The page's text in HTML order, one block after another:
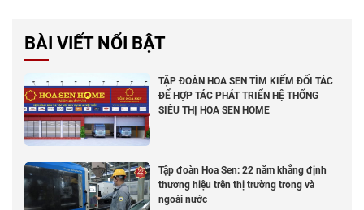
BÀI VIẾT NỔI BẬT
TẬP ĐOÀN HOA SEN TÌM KIẾM ĐỐI TÁC
ĐỂ HỢP TÁC PHÁT TRIỂN HỆ THỐNG
SIÊU THỊ HOA SEN HOME
Tập đoàn Hoa Sen: 22 năm khẳng định
thương hiệu trên thị trường trong và
ngoài nước